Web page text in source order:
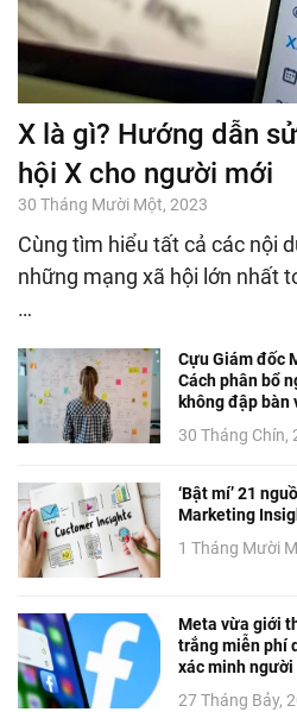
X là gì? Hướng dẫn
hội X cho người mới
30 Tháng Mười Một, 2023
Cùng tìm hiểu tất cả các nội
những mạng xã hội lớn nhất
…
Cựu Giám đốc
Cách phân bổ
không đập bàn
30 Tháng Chín,
‘Bật mí’ 21
Marketing
1 Tháng Mười
Meta vừa giới
trắng miễn phí
xác minh
27 Tháng Bảy,